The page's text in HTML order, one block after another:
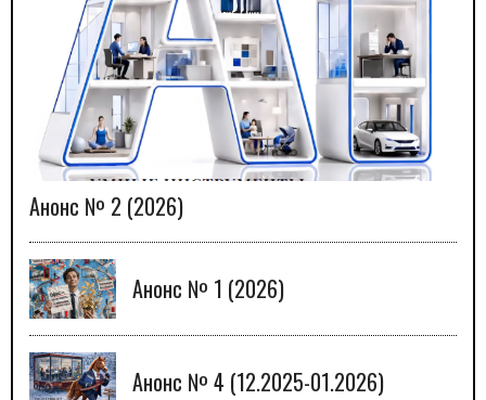
Анонс № 2 (2026)
Анонс № 1 (2026)
Анонс № 4 (12.2025-01.2026)